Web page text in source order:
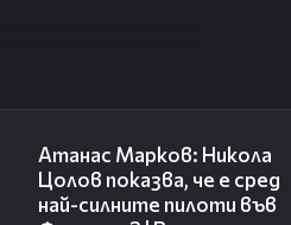
Атанас Марков: Никола
Цолов показва, че е сред
най-силните пилоти във